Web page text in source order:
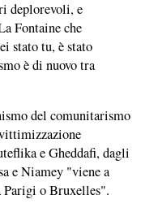
deplorevoli, e
Fontaine che
stato tu, è stato
è di nuovo tra
del comunitarismo
e Gheddafi, dagli
e Niamey "viene a
Parigi o Bruxelles".